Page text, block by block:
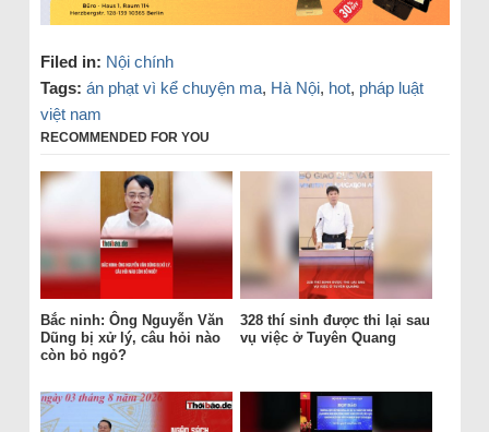
Filed in: Nội chính
Tags: án phạt vì kể chuyện ma, Hà Nội, hot, pháp luật
việt nam
RECOMMENDED FOR YOU
Bắc ninh: Ông Nguyễn Văn
Dũng bị xử lý, câu hỏi nào
còn bỏ ngỏ?
328 thí sinh được thi lại sau
vụ việc ở Tuyên Quang